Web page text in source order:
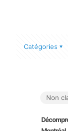
Catégories
Non